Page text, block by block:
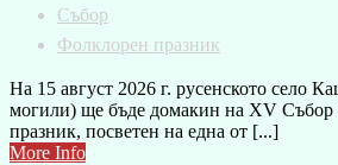
Събор
Фолклорен празник
На 15 август 2026 г. русенското село
могили) ще бъде домакин на XV Събор
празник, посветен на една от [...]
More Info